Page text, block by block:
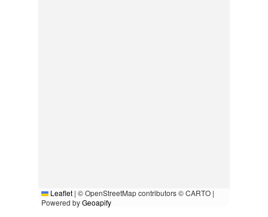
Leaflet | © OpenStreetMap contributors © CARTO |
Powered byGeoapify